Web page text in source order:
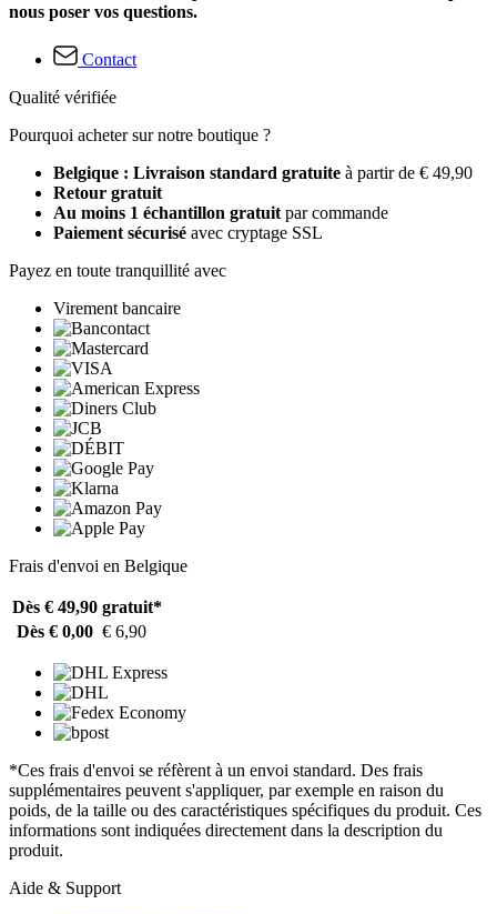
nous poser vos questions.
Contact
Qualité vérifiée
Pourquoi acheter sur notre boutique ?
Belgique : Livraison standard gratuite à partir de € 49,90
Retour gratuit
Au moins 1 échantillon gratuit par commande
Paiement sécurisé avec cryptage SSL
Payez en toute tranquillité avec
Virement bancaire
Frais d'envoi en Belgique
Dès € 49,90 gratuit*
Dès € 0,00 € 6,90
*Ces frais d'envoi se réfèrent à un envoi standard. Des frais
supplémentaires peuvent s'appliquer, par exemple en raison du
poids, de la taille ou des caractéristiques spécifiques du produit. Ces
informations sont indiquées directement dans la description du
produit.
Aide & Support